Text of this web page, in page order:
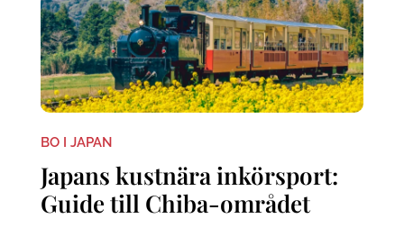
BO I JAPAN
Japans kustnära inkörsport:
Guide till Chiba-området